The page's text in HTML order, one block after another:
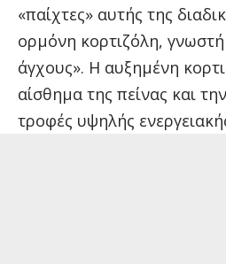
«παίχτες» αυτής της
ορμόνη κορτιζόλη,
άγχους». Η αυξημένη
αίσθημα της πείνας και
τροφές υψηλής